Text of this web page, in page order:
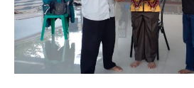
Beserta
Istri
Hadiahkan